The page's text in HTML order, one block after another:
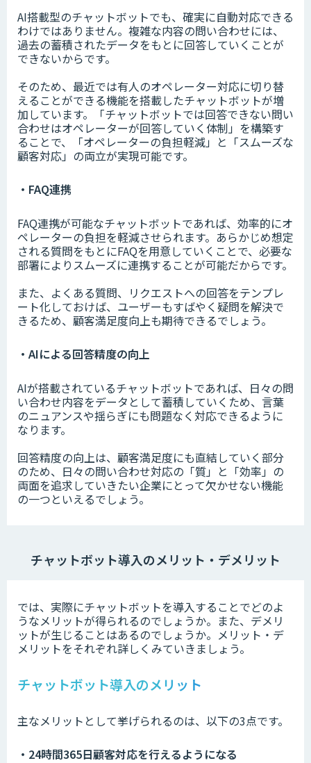
AI搭載型のチャットボットでも、確実に自動対応できる
わけではありません。複雑な内容の問い合わせには、
過去の蓄積されたデータをもとに回答していくことが
できないからです。
そのため、最近では有人のオペレーター対応に切り替
えることができる機能を搭載したチャットボットが増
加しています。「チャットボットでは回答できない問い
合わせはオペレーターが回答していく体制」を構築す
ることで、「オペレーターの負担軽減」と「スムーズな
顧客対応」の両立が実現可能です。
・FAQ連携
FAQ連携が可能なチャットボットであれば、効率的にオ
ペレーターの負担を軽減させられます。あらかじめ想定
される質問をもとにFAQを用意していくことで、必要な
部署によりスムーズに連携することが可能だからです。
また、よくある質問、リクエストへの回答をテンプレ
ート化しておけば、ユーザーもすばやく疑問を解決で
きるため、顧客満足度向上も期待できるでしょう。
・AIによる回答精度の向上
AIが搭載されているチャットボットであれば、日々の問
い合わせ内容をデータとして蓄積していくため、言葉
のニュアンスや揺らぎにも問題なく対応できるように
なります。
回答精度の向上は、顧客満足度にも直結していく部分
のため、日々の問い合わせ対応の「質」と「効率」の
両面を追求していきたい企業にとって欠かせない機能
の一つといえるでしょう。
チャットボット導入のメリット・デメリット
では、実際にチャットボットを導入することでどのよ
うなメリットが得られるのでしょうか。また、デメリ
ットが生じることはあるのでしょうか。メリット・デ
メリットをそれぞれ詳しくみていきましょう。
チャットボット導入のメリット
主なメリットとして挙げられるのは、以下の3点です。
・24時間365日顧客対応を行えるようになる